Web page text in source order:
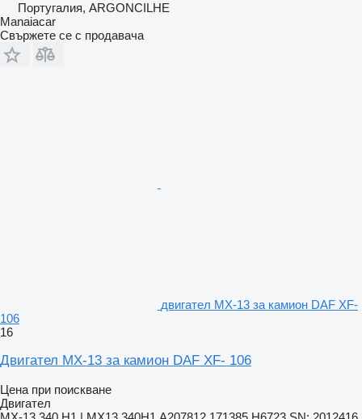
Португалия, ARGONCILHE
Manaiacar
Свържете се с продавача
двигател MX-13 за камион DAF XF-
106
16
Двигател MX-13 за камион DAF XF- 106
Цена при поискване
Двигател